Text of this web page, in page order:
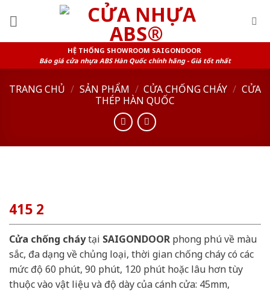
HỆ THỐNG SHOWROOM SAIGONDOOR
Báo giá cửa nhựa ABS Hàn Quốc chính hãng - Giá tốt nhất
TRANG CHỦ / SẢN PHẨM / CỬA CHỐNG CHÁY / CỬA
THÉP HÀN QUỐC
415 2
Cửa chống cháytại SAIGONDOOR phong phú về màu
sắc, đa dạng về chủng loại, thời gian chống cháy có các
mức độ 60 phút, 90 phút, 120 phút hoặc lâu hơn tùy
thuộc vào vật liệu và độ dày của cánh cửa: 45mm,